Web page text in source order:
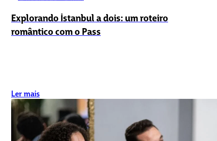
Explorando İstanbul a dois: um roteiro
romântico com o Pass
Ler mais